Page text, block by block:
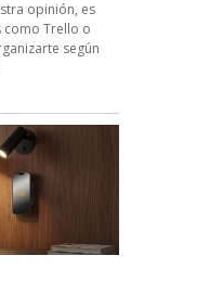
opinión, es
Trello o
según